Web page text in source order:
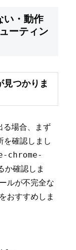
い・動作
ーティン
つかりま
る場合、まず
を確認しまし
chrome-
か確認しま
ルが不完全な
おすすめしま